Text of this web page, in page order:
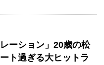
レーション」20歳の松
ト過ぎる大ヒットラ